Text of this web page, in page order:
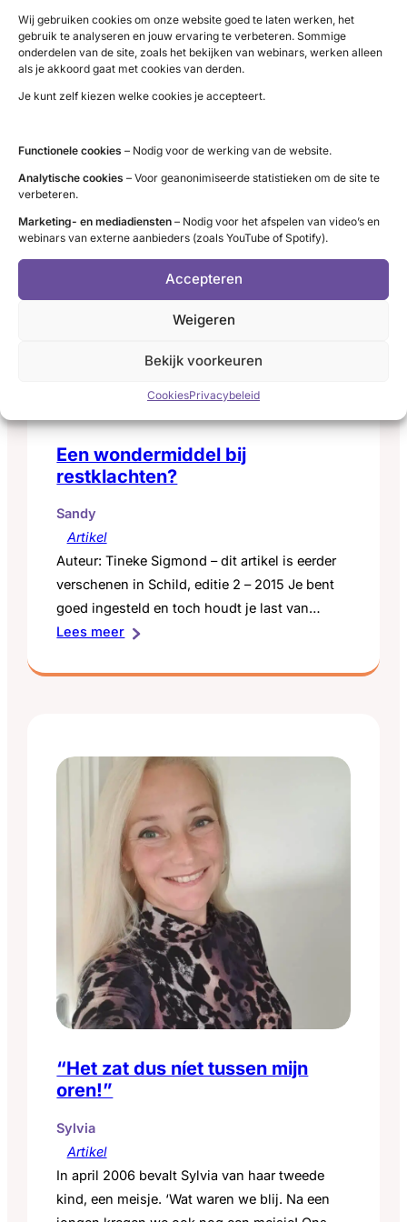
Wij gebruiken cookies om onze website goed te laten werken, het
gebruik te analyseren en jouw ervaring te verbeteren. Sommige
onderdelen van de site, zoals het bekijken van webinars, werken alleen
als je akkoord gaat met cookies van derden.
Je kunt zelf kiezen welke cookies je accepteert.
Functionele cookies – Nodig voor de werking van de website.
Analytische cookies – Voor geanonimiseerde statistieken om de site te
verbeteren.
Marketing- en mediadiensten – Nodig voor het afspelen van video’s en
webinars van externe aanbieders (zoals YouTube of Spotify).
Accepteren
Weigeren
Bekijk voorkeuren
CookiesPrivacybeleid
haar kennen toen ze me in eerste instantie
belemmerde bij het krijgen van kinderen.
Achteraf gezien bezorgt ze me al jaren koude
rillingen. Put me vrij snel uit. Zorgt voor…
Lees meer:
Klieren
Een wondermiddel bij
restklachten?
Sandy
Artikel
Auteur: Tineke Sigmond – dit artikel is eerder
verschenen in Schild, editie 2 – 2015 Je bent
goed ingesteld en toch houdt je last van
klachten. En niets lijkt te helpen. Daar kun je
gevallen biedt het slikken van een beetje
Lees meer:
wondermiddel
“Het zat dus níet tussen mijn
oren!”
Sylvia
Artikel
In april 2006 bevalt Sylvia van haar tweede
kind, een meisje. ‘Wat waren we blij. Na een